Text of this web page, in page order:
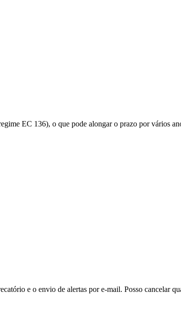
EC 136), o que pode alongar o prazo por vários
e o envio de alertas por e-mail. Posso cancelar